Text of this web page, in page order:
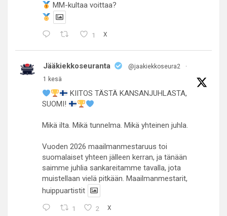
MM-kultaa voittaa?
1 X
Jääkiekkoseuranta @jaakiekkoseura2
·
1 kesä
KIITOS TÄSTÄ KANSANJUHLASTA,
SUOMI!
Mikä ilta. Mikä tunnelma. Mikä yhteinen juhla.
Vuoden 2026 maailmanmestaruus toi
suomalaiset yhteen jälleen kerran, ja tänään
saimme juhlia sankareitamme tavalla, jota
muistellaan vielä pitkään. Maailmanmestarit,
huippuartistit
1 2 X